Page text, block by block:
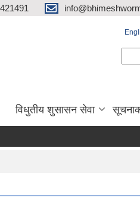
विधुतीय शुसासन सेवा